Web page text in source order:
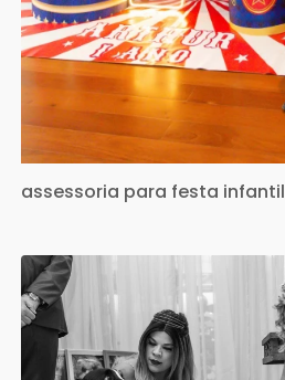
assessoria para festa infantil